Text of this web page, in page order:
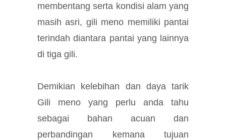
membentang serta kondisi alam yang
masih asri, gili meno memiliki pantai
terindah diantara pantai yang lainnya
di tiga gili.
Demikian kelebihan dan daya tarik
Gili meno yang perlu anda tahu
sebagai bahan acuan dan
perbandingan kemana tujuan